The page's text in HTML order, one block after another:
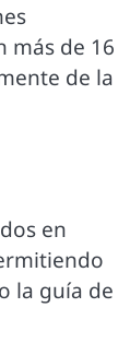
más de 16
de la
en
la guía de